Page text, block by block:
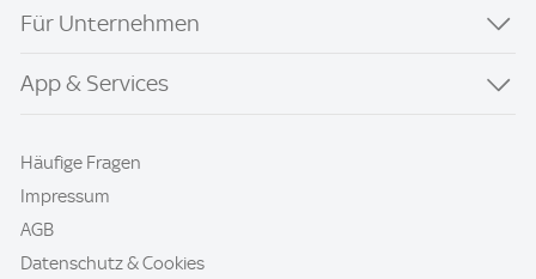
Für Unternehmen
App & Services
Häufige Fragen
Impressum
AGB
Datenschutz & Cookies